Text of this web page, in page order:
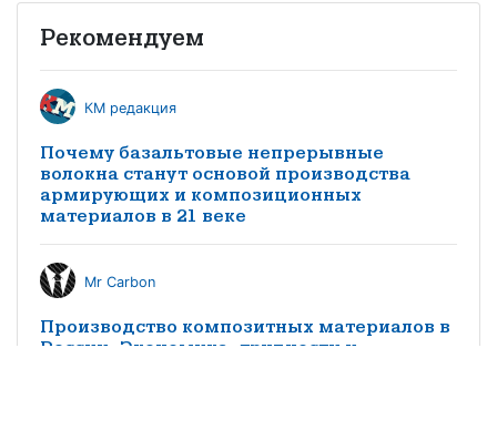
Рекомендуем
КМ редакция
Почему базальтовые непрерывные
волокна станут основой производства
армирующих и композиционных
материалов в 21 веке
Mr Carbon
Производство композитных материалов в
России. Экономика, трудности и